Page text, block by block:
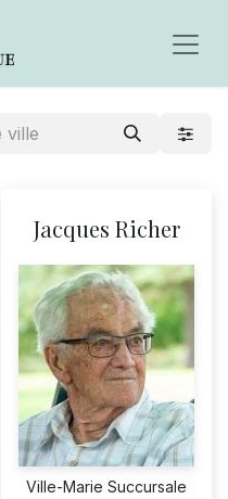
Jacques Richer
Ville-Marie Succursale